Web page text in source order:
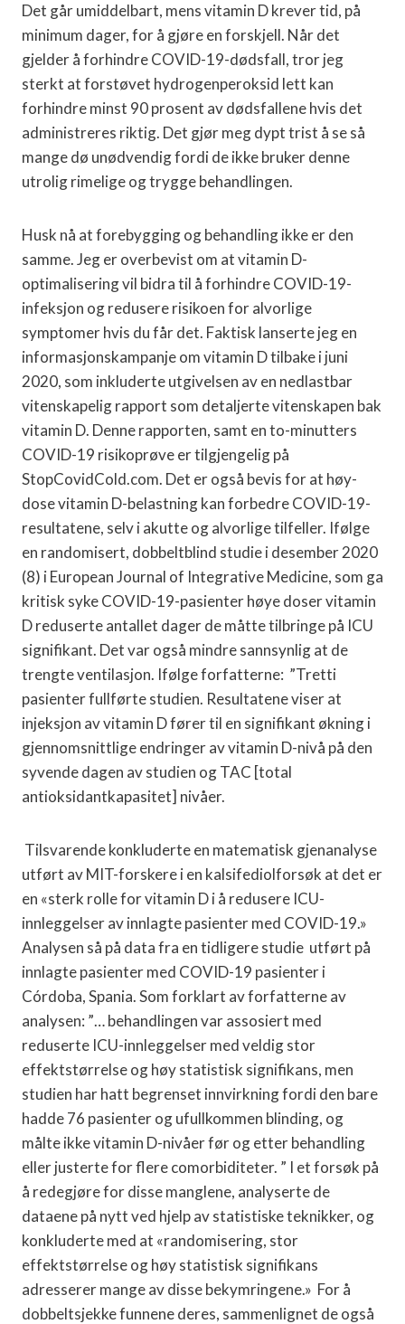
Det går umiddelbart, mens vitamin D krever tid, på
minimum dager, for å gjøre en forskjell. Når det
gjelder å forhindre COVID-19-dødsfall, tror jeg
sterkt at forstøvet hydrogenperoksid lett kan
forhindre minst 90 prosent av dødsfallene hvis det
administreres riktig. Det gjør meg dypt trist å se så
mange dø unødvendig fordi de ikke bruker denne
utrolig rimelige og trygge behandlingen.
Husk nå at forebygging og behandling ikke er den
samme. Jeg er overbevist om at vitamin D-
optimalisering vil bidra til å forhindre COVID-19-
infeksjon og redusere risikoen for alvorlige
symptomer hvis du får det. Faktisk lanserte jeg en
informasjonskampanje om vitamin D tilbake i juni
2020, som inkluderte utgivelsen av en nedlastbar
vitenskapelig rapport som detaljerte vitenskapen bak
vitamin D. Denne rapporten, samt en to-minutters
COVID-19 risikoprøve er tilgjengelig på
StopCovidCold.com. Det er også bevis for at høy-
dose vitamin D-belastning kan forbedre COVID-19-
resultatene, selv i akutte og alvorlige tilfeller. Ifølge
en randomisert, dobbeltblind studie i desember 2020
(8) i European Journal of Integrative Medicine, som ga
kritisk syke COVID-19-pasienter høye doser vitamin
D reduserte antallet dager de måtte tilbringe på ICU
signifikant. Det var også mindre sannsynlig at de
trengte ventilasjon. Ifølge forfatterne: ”Tretti
pasienter fullførte studien. Resultatene viser at
injeksjon av vitamin D fører til en signifikant økning i
gjennomsnittlige endringer av vitamin D-nivå på den
syvende dagen av studien og TAC [total
antioksidantkapasitet] nivåer.
Tilsvarende konkluderte en matematisk gjenanalyse
utført av MIT-forskere i en kalsifediolforsøk at det er
en «sterk rolle for vitamin D i å redusere ICU-
innleggelser av innlagte pasienter med COVID-19.»
Analysen så på data fra en tidligere studie utført på
innlagte pasienter med COVID-19 pasienter i
Córdoba, Spania. Som forklart av forfatterne av
analysen: ”… behandlingen var assosiert med
reduserte ICU-innleggelser med veldig stor
effektstørrelse og høy statistisk signifikans, men
studien har hatt begrenset innvirkning fordi den bare
hadde 76 pasienter og ufullkommen blinding, og
målte ikke vitamin D-nivåer før og etter behandling
eller justerte for flere comorbiditeter. ” I et forsøk på
å redegjøre for disse manglene, analyserte de
dataene på nytt ved hjelp av statistiske teknikker, og
konkluderte med at «randomisering, stor
effektstørrelse og høy statistisk signifikans
adresserer mange av disse bekymringene.» For å
dobbeltsjekke funnene deres, sammenlignet de også